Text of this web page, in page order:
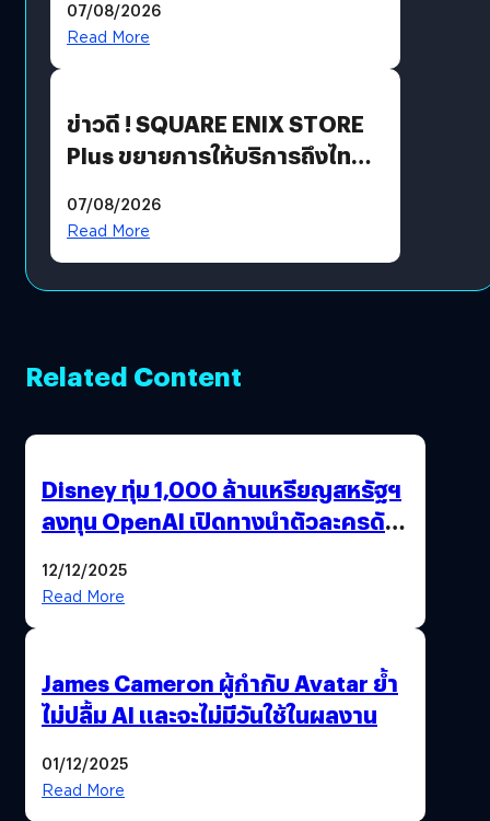
07/08/2026
Read More
ข่าวดี ! SQUARE ENIX STORE
Plus ขยายการให้บริการถึงไทย
โดยตรง
07/08/2026
Read More
Related Content
Disney ทุ่ม 1,000 ล้านเหรียญสหรัฐฯ
ลงทุน OpenAI เปิดทางนำตัวละครดัง
12/12/2025
Read More
James Cameron ผู้กำกับ Avatar ย้ำ
ไม่ปลื้ม AI และจะไม่มีวันใช้ในผลงาน
01/12/2025
Read More